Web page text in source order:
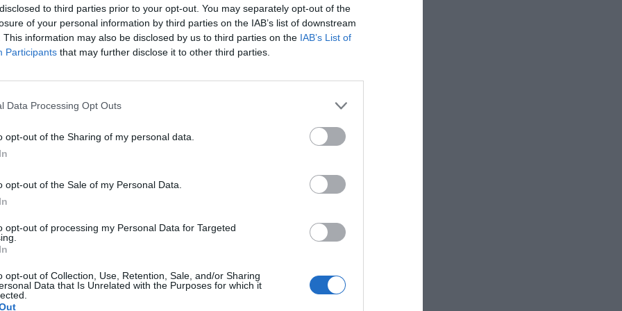
to third parties prior to your opt-out. You may separately opt-out of the
of your personal information by third parties on the IAB’s list of downstream
This information may also be disclosed by us to third parties on the IAB’s List of
Participants that may further disclose it to other third parties.
Data Processing Opt Outs
opt-out of the Sharing of my personal data.
opt-out of the Sale of my Personal Data.
opt-out of processing my Personal Data for Targeted
opt-out of Collection, Use, Retention, Sale, and/or Sharing
Data that Is Unrelated with the Purposes for which it
Dermatitis Laboratorio Orravan
online de medicamentos de
seguridad y trazabilidad
Isabel Marín Moral
de comunicaciones para el 24
Nacional Farmacéutico de